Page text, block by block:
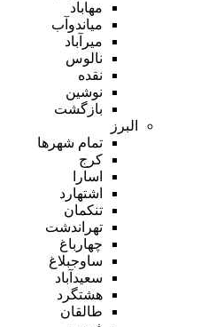
مهاباد
میاندوآب
میرآباد
نالوس
نقده
نوشین
بازگشت
البرز
تمام شهر‌ها
کرج
اسارا
اشتهارد
تنکمان
تهراندشت
چهارباغ
ساوجبلاغ
سعیدآباد
هشتگرد
طالقان